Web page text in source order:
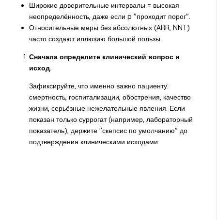
Широкие доверительные интервалы = высокая
неопределённость, даже если p "проходит порог".
Относительные меры без абсолютных (ARR, NNT)
часто создают иллюзию большой пользы.
Сначала определите клинический вопрос и
исход.
Зафиксируйте, что именно важно пациенту:
смертность, госпитализации, обострения, качество
жизни, серьёзные нежелательные явления. Если
показан только суррогат (например, лабораторный
показатель), держите "скепсис по умолчанию" до
подтверждения клиническими исходами.